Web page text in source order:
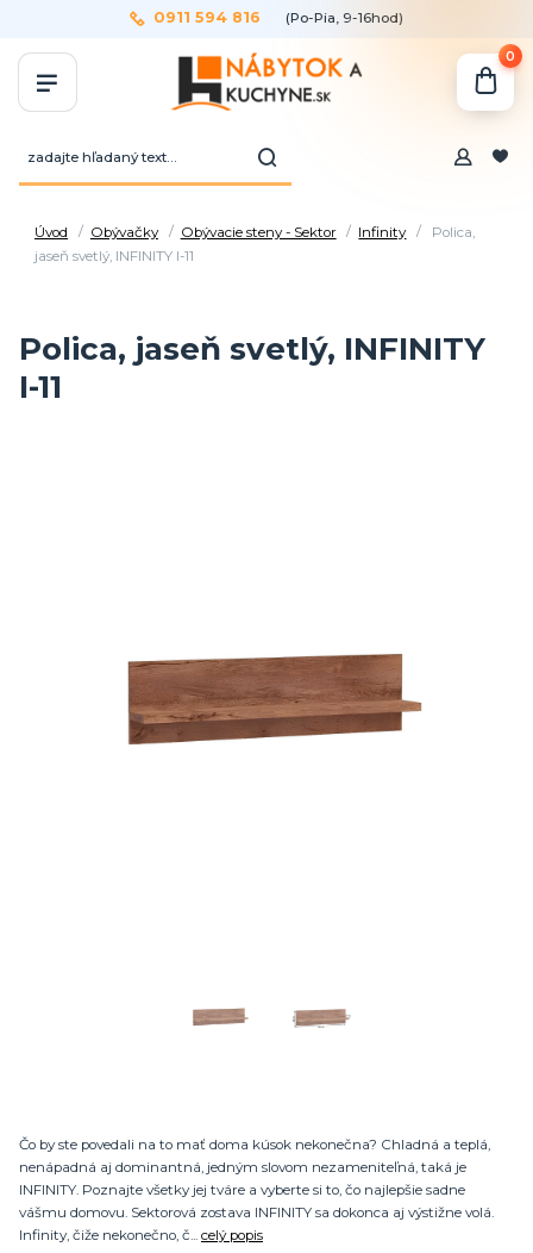
0911 594 816 (Po-Pia, 9-16hod)
0
Úvod Obývačky Obývacie steny - Sektor Infinity
Polica,
jaseň svetlý, INFINITY I-11
Polica, jaseň svetlý, INFINITY
I-11
Čo by ste povedali na to mať doma kúsok nekonečna? Chladná a teplá,
nenápadná aj dominantná, jedným slovom nezameniteľná, taká je
INFINITY. Poznajte všetky jej tváre a vyberte si to, čo najlepšie sadne
vášmu domovu. Sektorová zostava INFINITY sa dokonca aj výstižne volá.
Infinity, čiže nekonečno, č... celý popis